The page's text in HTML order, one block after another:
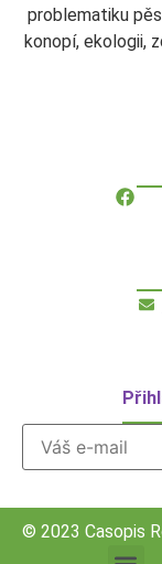
problematiku
konopí, ekologii,
© 2023 Casopis